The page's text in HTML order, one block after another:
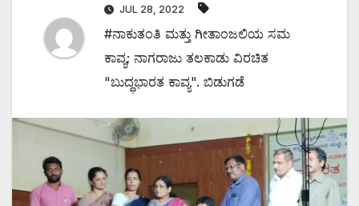
JUL 28, 2022
#ನಾಕುತಂತಿ ಮತ್ತು ಗೀತಾಂಜಲಿಯ ಸಮ
ಕಾವ್ಯ; ನಾಗರಾಜು ತಲಕಾಡು ವಿರಚಿತ
"ಬುದ್ಧಭಾರತ ಕಾವ್ಯ". ಬಿಡುಗಡೆ